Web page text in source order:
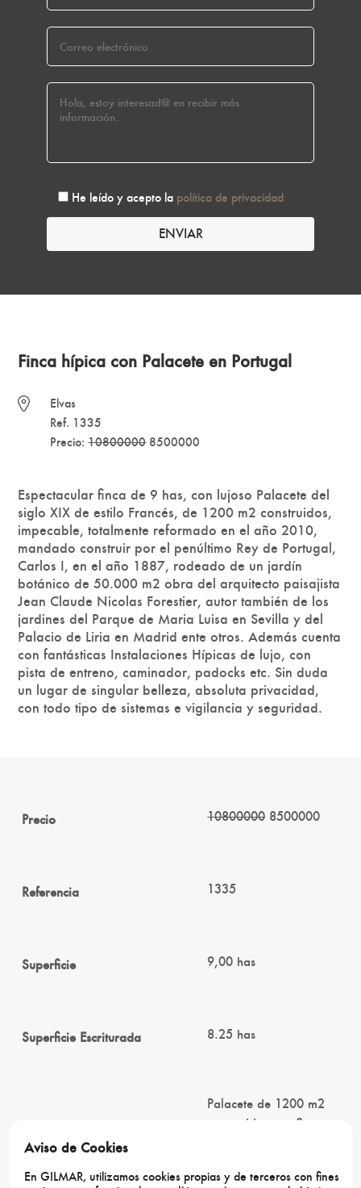
He leído y acepto la política de privacidad
Finca hípica con Palacete en Portugal
Elvas
Ref. 1335
Precio:108000008500000
Espectacular finca de 9 has, con lujoso Palacete del
siglo XIX de estilo Francés, de 1200 m2 construidos,
impecable, totalmente reformado en el año 2010,
mandado construir por el penúltimo Rey de Portugal,
Carlos I, en el año 1887, rodeado de un jardín
botánico de 50.000 m2 obra del arquitecto paisajista
Jean Claude Nicolas Forestier, autor también de los
jardines del Parque de Maria Luisa en Sevilla y del
Palacio de Liria en Madrid ente otros. Además cuenta
con fantásticas Instalaciones Hípicas de lujo, con
pista de entreno, caminador, padocks etc. Sin duda
un lugar de singular belleza, absoluta privacidad,
con todo tipo de sistemas e vigilancia y seguridad.
Precio 108000008500000
Referencia 1335
Superficie 9,00 has
Superficie Escriturada 8.25 has
Casa Principal
Palacete de 1200 m2
construidos con 8
ascensor, altura de
Aviso de Cookies
En GILMAR, utilizamos cookies propias y de terceros con fines